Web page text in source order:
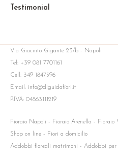
Testimonial
Via Giacinto Gigante 23/b - Napoli
Tel: +39 081 7701161
Cell: 349 1847596
Email: info@diguidafiori.it
P.IVA: 04863111219
Fioraio Napoli - Fioraio Arenella - Fioraio
Shop on line - Fiori a domicilio
Addobbi floreali matrimoni - Addobbi